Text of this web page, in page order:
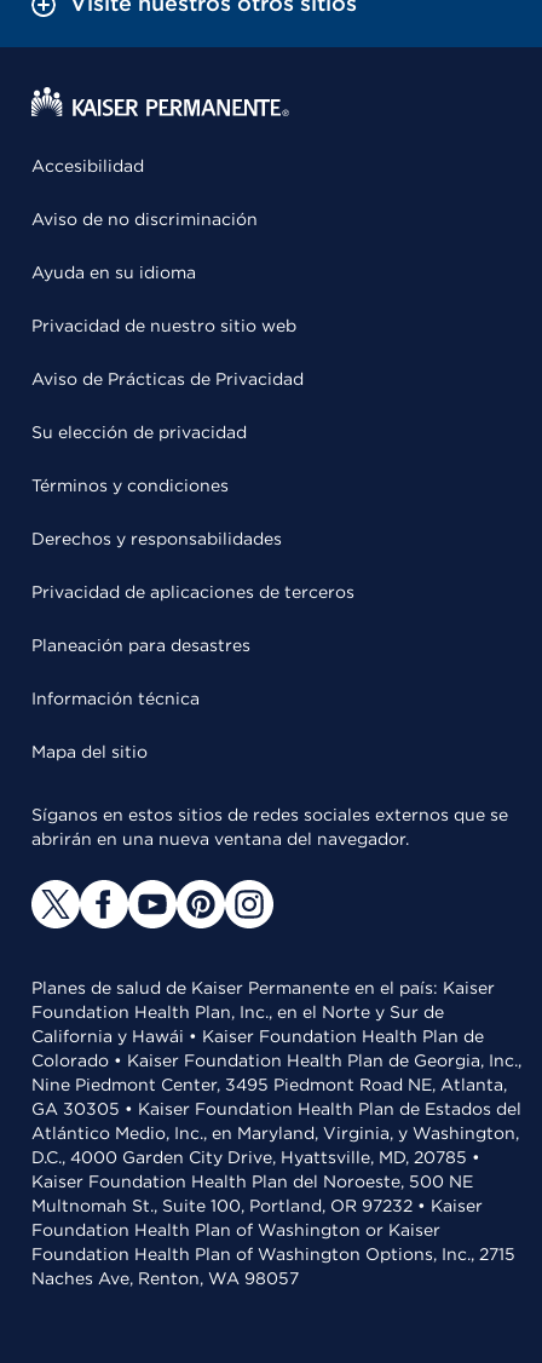
Accesibilidad
Aviso de no discriminación
Ayuda en su idioma
Privacidad de nuestro sitio web
Aviso de Prácticas de Privacidad
Su elección de privacidad
Términos y condiciones
Derechos y responsabilidades
Privacidad de aplicaciones de terceros
Planeación para desastres
Información técnica
Mapa del sitio
Síganos en estos sitios de redes sociales externos que se
abrirán en una nueva ventana del navegador.
Planes de salud de Kaiser Permanente en el país: Kaiser
Foundation Health Plan, Inc., en el Norte y Sur de
California y Hawái • Kaiser Foundation Health Plan de
Colorado • Kaiser Foundation Health Plan de Georgia, Inc.,
Nine Piedmont Center, 3495 Piedmont Road NE, Atlanta,
GA 30305 • Kaiser Foundation Health Plan de Estados del
Atlántico Medio, Inc., en Maryland, Virginia, y Washington,
D.C., 4000 Garden City Drive, Hyattsville, MD, 20785 •
Kaiser Foundation Health Plan del Noroeste, 500 NE
Multnomah St., Suite 100, Portland, OR 97232 • Kaiser
Foundation Health Plan of Washington or Kaiser
Foundation Health Plan of Washington Options, Inc., 2715
Naches Ave, Renton, WA 98057